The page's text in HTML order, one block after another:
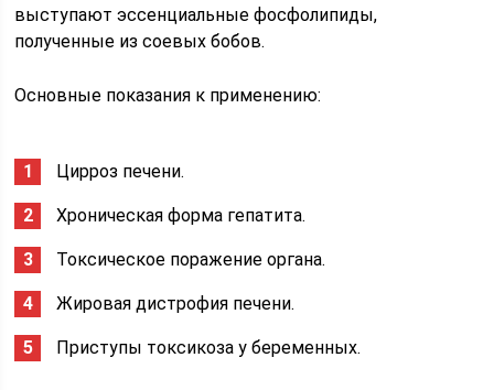
выступают эссенциальные фосфолипиды,
полученные из соевых бобов.
Основные показания к применению:
Цирроз печени.
Хроническая форма гепатита.
Токсическое поражение органа.
Жировая дистрофия печени.
Приступы токсикоза у беременных.